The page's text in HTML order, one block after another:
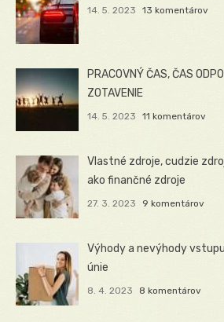
14. 5. 2023 13 komentárov
PRACOVNÝ ČAS, ČAS
ZOTAVENIE
14. 5. 2023 11 komentárov
Vlastné zdroje, cudzie
ako finančné zdroje
27. 3. 2023 9 komentárov
Výhody a nevýhody
únie
8. 4. 2023 8 komentárov